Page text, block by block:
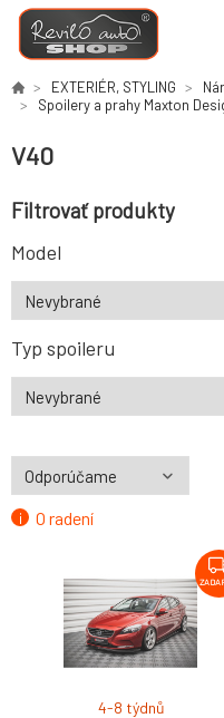
EXTERIÉR, STYLING
Spoilery a prahy Maxton
V40
Filtrovať produkty
Model
Typ spoileru
O radení
4-8 týdnů